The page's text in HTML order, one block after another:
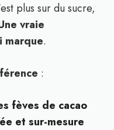
plus sur du sucre,
vraie
marque.
:
fèves de cacao
et sur-mesure